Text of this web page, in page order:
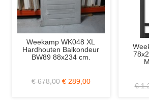
Weekamp WK048 XL
Hardhouten Balkondeur
BW89 88x234 cm.
€ 678,00 € 289,00 €